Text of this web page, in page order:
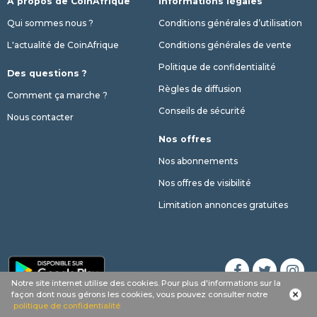
phone Appel Whatsapp SMS
Notre site internet utilise des cookies. Pour plus d'informations sur la
façon dont nous gérons les cookies, vous pouvez consulter notre
politique de confidentialité
Qui sommes nous ?
L'actualité de CoinAfrique
Des questions ?
Comment ça marche ?
Nous contacter
Conditions générales d’utilisation
Conditions générales de vente
Politique de confidentialité
Règles de diffusion
Conseils de sécurité
Nos offres
Nos abonnements
Nos offres de visibilité
Limitation annonces gratuites
© 2017 - 2026 Copyright CoinAfrique